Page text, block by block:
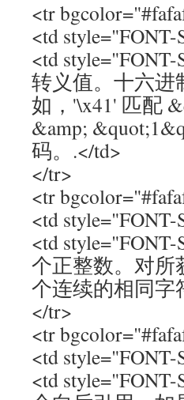
<tr
<td
<td
转义值。十六进
如，'\x41' 匹配
&amp;
码。.</td>
</tr>
<tr
<td
<td
个正整数。对所
个连续的相同字
</tr>
<tr
<td
<td